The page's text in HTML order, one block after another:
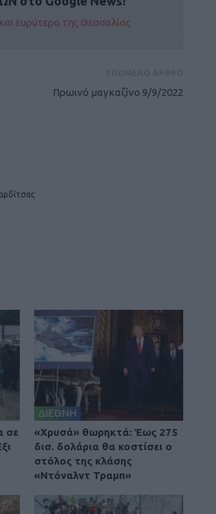
ευρύτερα της Θεσσαλίας
Πρωινό μαγκαζίνο 9/9/2022
σε
ΔΙΕΘΝΗ
«Χρυσά» θωρηκτά: Έως 275
δισ. δολάρια θα κοστίσει ο
στόλος της κλάσης
«Ντόναλντ Τραμπ»